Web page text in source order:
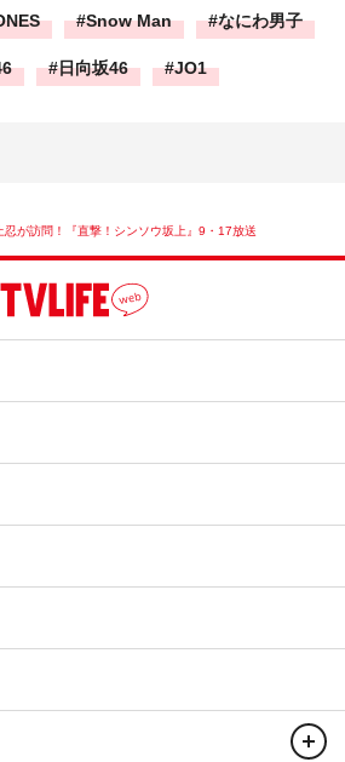
Snow Man なにわ男子
日向坂46 JO1
忍が訪問！『直撃！シンソウ坂上』9・17放送